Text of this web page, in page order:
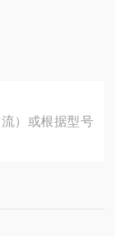
）或根据型号